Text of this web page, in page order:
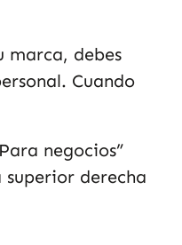
marca, debes
Cuando
negocios”
superior derecha